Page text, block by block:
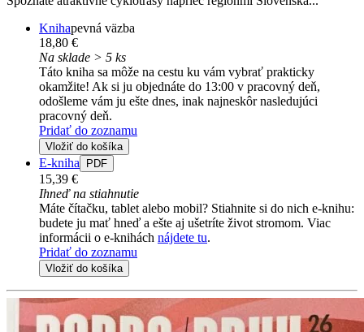
Knihapevná väzba
18,80 €
Na sklade > 5 ks
Táto kniha sa môže na cestu ku vám vybrať prakticky
okamžite! Ak si ju objednáte do 13:00 v pracovný deň,
odošleme vám ju ešte dnes, inak najneskôr nasledujúci
pracovný deň.
Pridať do zoznamu
Vložiť do košíka
E-kniha PDF
15,39 €
Ihneď na stiahnutie
Máte čítačku, tablet alebo mobil? Stiahnite si do nich e-knihu:
budete ju mať hneď a ešte aj ušetríte život stromom. Viac
informácii o e-knihách nájdete tu.
Pridať do zoznamu
Vložiť do košíka